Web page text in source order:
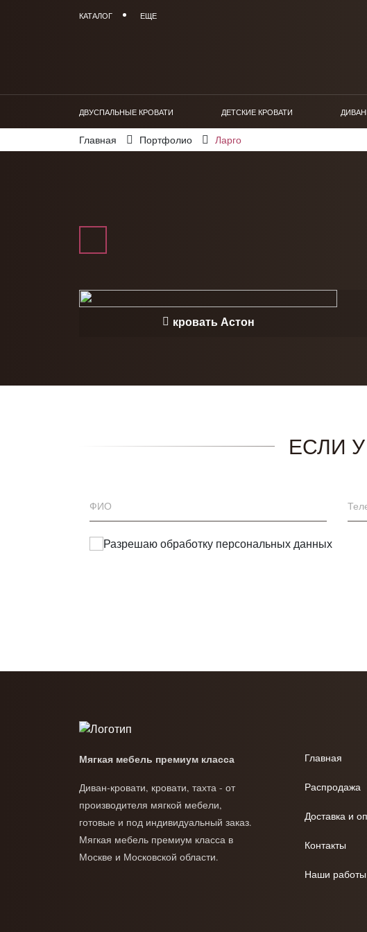
КАТАЛОГ ЕЩЕ
ДВУСПАЛЬНЫЕ КРОВАТИ ДЕТСКИЕ КРОВАТИ
Главная Портфолио Ларго
кровать Астон
ЕСЛИ
Разрешаю обработку персональных данных
Мягкая мебель премиум класса
Диван-кровати, кровати, тахта - от
производителя мягкой мебели,
готовые и под индивидуальный заказ.
Мягкая мебель премиум класса в
Москве и Московской области.
Главная
Распродажа
Доставка и
Контакты
Наши работы